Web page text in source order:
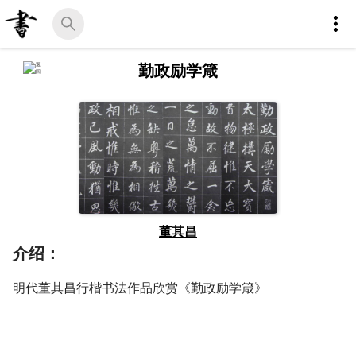
勤政励学箴
董其昌
介绍：
明代董其昌行楷书法作品欣赏《勤政励学箴》